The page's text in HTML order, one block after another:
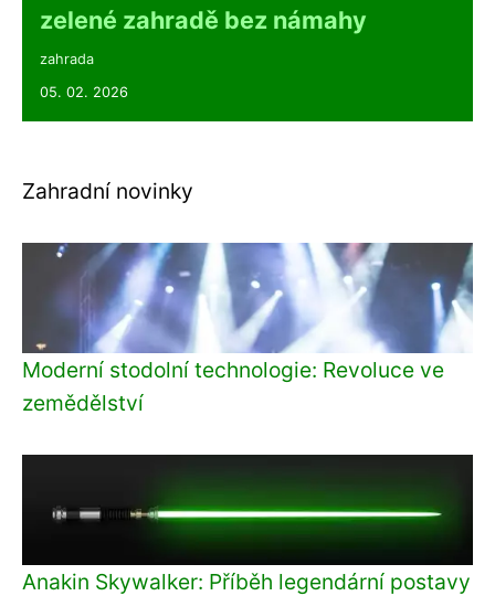
zelené zahradě bez námahy
zahrada
05. 02. 2026
Zahradní novinky
Moderní stodolní technologie: Revoluce ve
zemědělství
Anakin Skywalker: Příběh legendární postavy